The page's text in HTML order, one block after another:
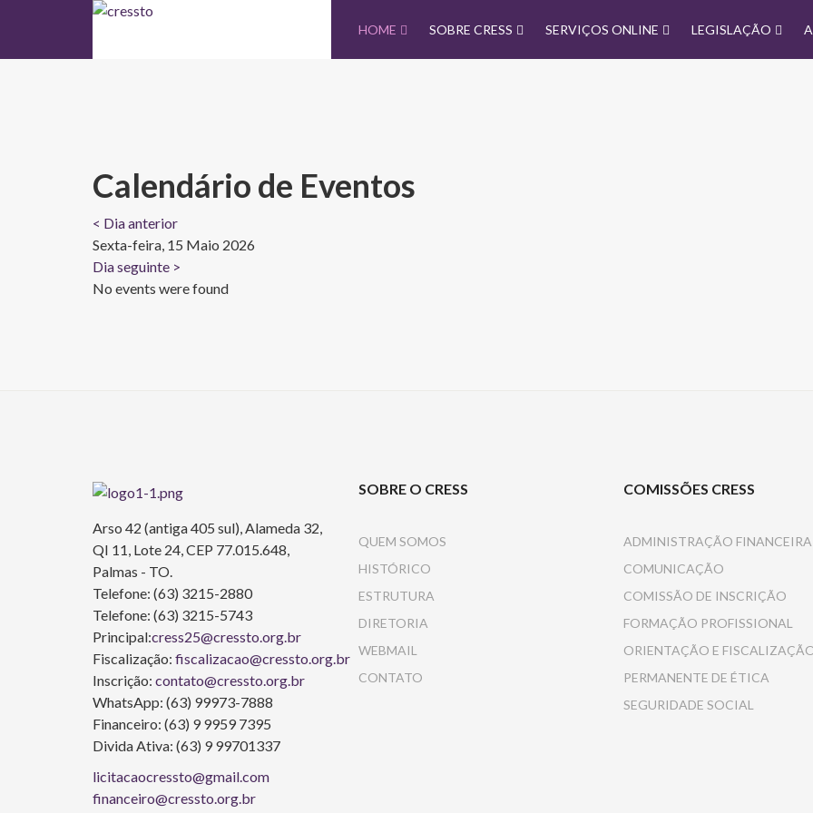
HOME SOBRE CRESS SERVIÇOS ONLINE LEGISLAÇÃO
Calendário de Eventos
< Dia anterior
Sexta-feira, 15 Maio 2026
Dia seguinte >
No events were found
Arso 42 (antiga 405 sul), Alameda 32,
QI 11, Lote 24, CEP 77.015.648,
Palmas - TO.
Telefone: (63) 3215-2880
Telefone: (63) 3215-5743
Principal:cress25@cressto.org.br
Fiscalização: fiscalizacao@cressto.org.br
Inscrição: contato@cressto.org.br
WhatsApp: (63) 99973-7888
Financeiro: (63) 9 9959 7395
Divida Ativa: (63) 9 99701337
licitacaocressto@gmail.com
financeiro@cressto.org.br
SOBRE O CRESS
QUEM SOMOS
HISTÓRICO
ESTRUTURA
DIRETORIA
WEBMAIL
CONTATO
COMISSÕES CRESS
ADMINISTRAÇÃO FINANCEIRA
COMUNICAÇÃO
COMISSÃO DE INSCRIÇÃO
FORMAÇÃO PROFISSIONAL
ORIENTAÇÃO E
PERMANENTE DE ÉTICA
SEGURIDADE SOCIAL